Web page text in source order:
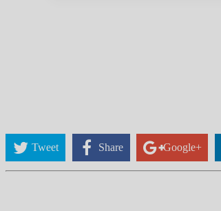
Tweet Share Google+